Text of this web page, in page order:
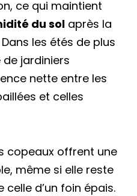
ce qui maintient
du sol après la
les étés de plus
jardiniers
nette entre les
et celles
copeaux offrent une
même si elle reste
d’un foin épais.